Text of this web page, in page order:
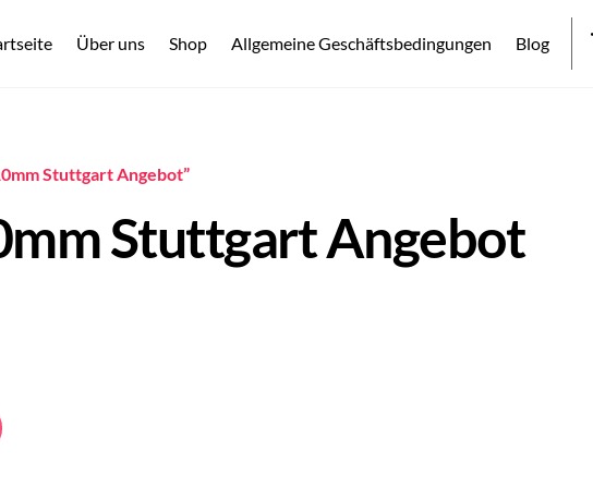
Über uns Shop Allgemeine Geschäftsbedingungen Blog
Stuttgart Angebot”
Stuttgart Angebot